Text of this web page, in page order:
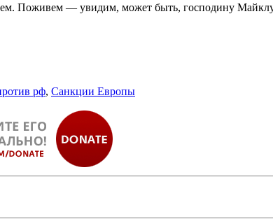
Поживем — увидим, может быть, господину
рф, Санкции Европы